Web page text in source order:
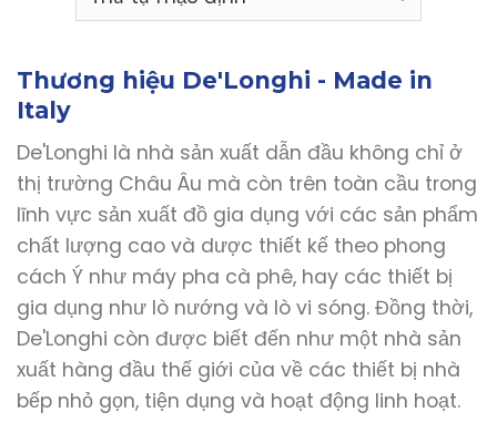
Thương hiệu De'Longhi - Made in
Italy
De'Longhi là nhà sản xuất dẫn đầu không chỉ ở
thị trường Châu Âu mà còn trên toàn cầu trong
lĩnh vực sản xuất đồ gia dụng với các sản phẩm
chất lượng cao và dược thiết kế theo phong
cách Ý như máy pha cà phê, hay các thiết bị
gia dụng như lò nướng và lò vi sóng. Đồng thời,
De'Longhi còn được biết đến như một nhà sản
xuất hàng đầu thế giới của về các thiết bị nhà
bếp nhỏ gọn, tiện dụng và hoạt động linh hoạt.